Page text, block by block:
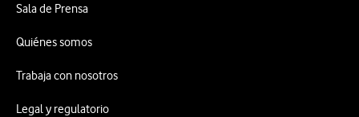
Sala de Prensa
Quiénes somos
Trabaja con nosotros
Legal y regulatorio